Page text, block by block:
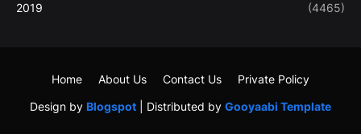
2019 (4465)
Design by Blogspot | Distributed by Gooyaabi Template
Home About Us Contact Us Private Policy